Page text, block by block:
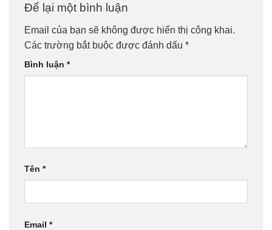
Để lại một bình luận
Email của bạn sẽ không được hiển thị công khai.
Các trường bắt buộc được đánh dấu *
Bình luận *
Tên *
Email *